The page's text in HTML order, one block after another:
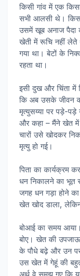
किसी गांव में एक
सभी आलसी थे।
उसमें खूब अनाज पैदा
खेती में रूचि नहीं
गया था। बेटों के
रहता था।
इसी दुख और चिंता में
कि अब उसके जीवन
मृत्युसय्या पर पड़े-पड़े
और कहा – मैंने खेत में
चारों उसे खोदकर
मृत्यु हो गई।
पिता का कार्यक्रम
धन निकालने का भूत
जगह धन गड़ा होने का
खेत खोद डाला,
बोआई का समय
बोए। खेत की
के पौधे बढ़े और उन पर
उस खेत में गेहूं की
अर्थ वे समझ गए कि